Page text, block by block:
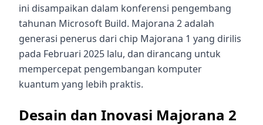
ini disampaikan dalam konferensi pengembang
tahunan Microsoft Build. Majorana 2 adalah
generasi penerus dari chip Majorana 1 yang dirilis
pada Februari 2025 lalu, dan dirancang untuk
mempercepat pengembangan komputer
kuantum yang lebih praktis.
Desain dan Inovasi Majorana 2